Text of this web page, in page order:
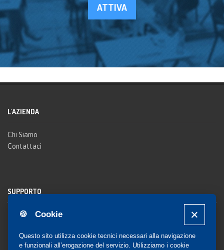
🍪 Cookie
Questo sito utilizza cookie tecnici necessari alla navigazione
e funzionali all’erogazione del servizio. Utilizziamo i cookie
ATTIVA
L'AZIENDA
Chi Siamo
Contattaci
SUPPORTO
Registrazione al sito
Notifica